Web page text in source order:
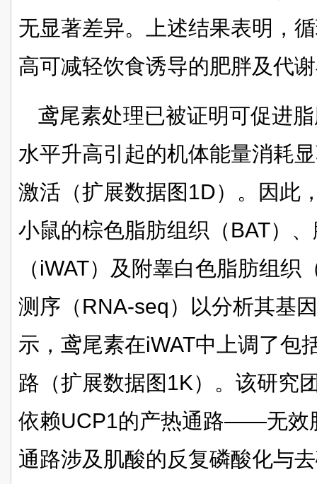
无显著差异。上述结果表明，
高可减轻饮食诱导的肥胖及代
鸢尾素处理已被证明可促进
水平升高引起的机体能量消耗
激活（扩展数据图1D）。因此
小鼠的棕色脂肪组织（BAT）
（iWAT）及附睾白色脂肪组织
测序（RNA-seq）以分析其基
示，鸢尾素在iWAT中上调了包
路（扩展数据图1K）。该研究
依赖UCP1的产热通路——无效
通路涉及肌酸的反复磷酸化与